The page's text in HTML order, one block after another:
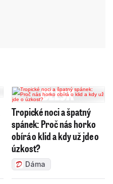
Tropické noci a špatný
spánek: Proč nás horko
obírá o klid a kdy už jde o
úzkost?
Dáma